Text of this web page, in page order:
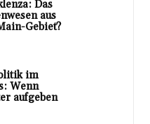
Das
aus
Gebiet?
im
Wenn
aufgeben